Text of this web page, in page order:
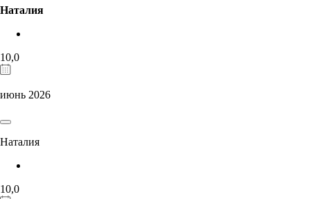
Наталия
10,0
июнь 2026
Наталия
10,0